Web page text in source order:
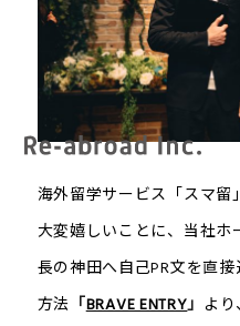
海外留学サービス「スマ留
大変嬉しいことに、当社
長の神田へ自己PR文を直
方法 「BRAVE ENTRY」 よ